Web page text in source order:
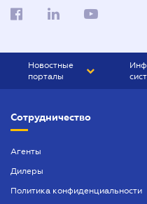
Новостные
порталы
БИЗНЕС
Сотрудничество
Агенты
Дилеры
Политика конфиденциальности